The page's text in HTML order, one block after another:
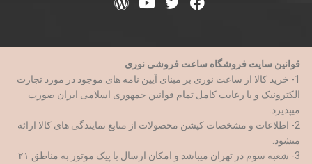
قوانین سایت فروشگاه ساعت فروشی نوری
1- خرید کالا از ساعت نوری بر مبنای آیین نامه های موجود در مورد تجارت
الکترونیک و با رعایت کامل تمام قوانین جمهوری اسلامی ایران صورت
میپذیرد.
2- اطلاعات و مشخصات کپشن محصولات از منابع نمایندگی های کالا ارائه
میشود.
3- شعبه سوم در تهران میباشد و امکان ارسال با پیک موتور به مناطق ۲۱